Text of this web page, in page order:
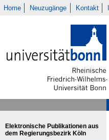
Home Neuzugänge Kontakt
Elektronische Publikationen aus
dem Regierungsbezirk Köln